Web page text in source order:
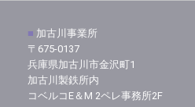
■ 加古川事業所
〒675-0137
兵庫県加古川市金沢町1
加古川製鉄所内
コベルコE＆M 2ペレ事務所2F